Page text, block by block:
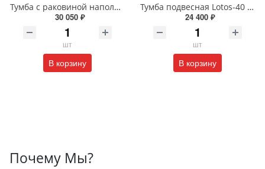
Тумба с раковиной напольная Alavann Cosmetic ALV1040000 100 см белая
30 050 ₽
шт
В корзину
Тумба подвесная Lotos-40 с раковиной Алисия-100 белая 4-100
24 400 ₽
шт
В корзину
Почему Мы?